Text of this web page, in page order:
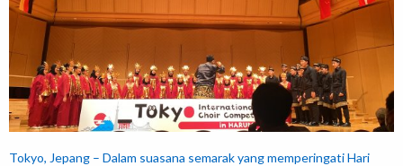
Tokyo, Jepang – Dalam suasana semarak yang memperingati Hari